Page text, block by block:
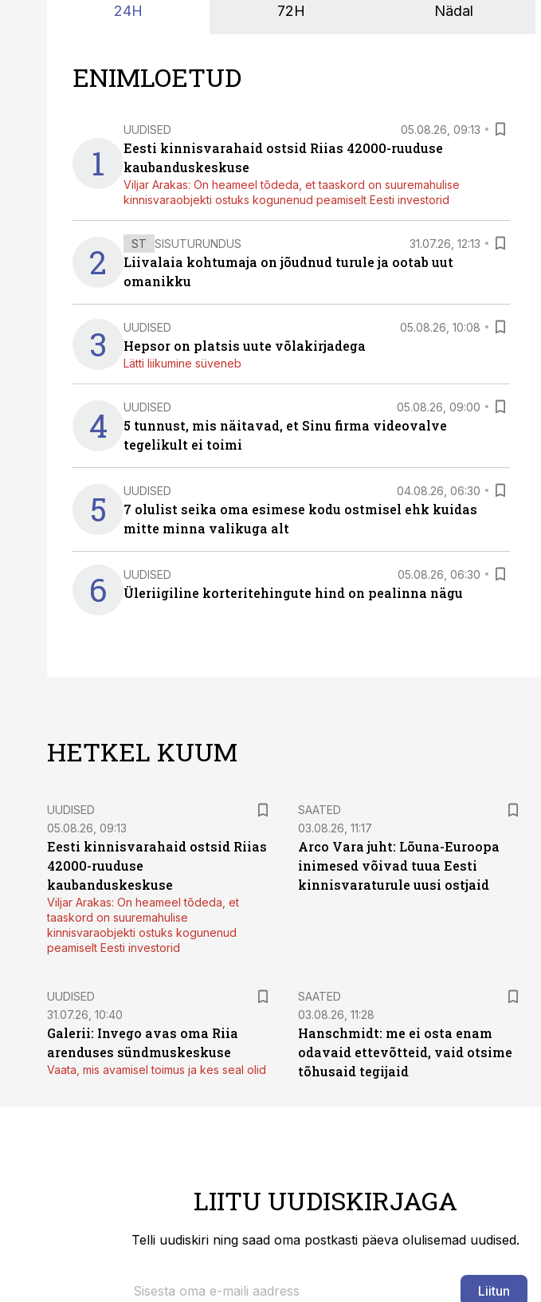
24H 72H Nädal
ENIMLOETUD
1
UUDISED 05.08.26, 09:13
Eesti kinnisvarahaid ostsid Riias 42000-ruuduse
kaubanduskeskuse
Viljar Arakas: On heameel tõdeda, et taaskord on suuremahulise
kinnisvaraobjekti ostuks kogunenud peamiselt Eesti investorid
2 ST SISUTURUNDUS 31.07.26, 12:13
Liivalaia kohtumaja on jõudnud turule ja ootab uut
omanikku
3 UUDISED 05.08.26, 10:08
Hepsor on platsis uute võlakirjadega
Lätti liikumine süveneb
4 UUDISED 05.08.26, 09:00
5 tunnust, mis näitavad, et Sinu firma videovalve
tegelikult ei toimi
5 UUDISED 04.08.26, 06:30
7 olulist seika oma esimese kodu ostmisel ehk kuidas
mitte minna valikuga alt
6 UUDISED 05.08.26, 06:30
Üleriigiline korteritehingute hind on pealinna nägu
HETKEL KUUM
UUDISED
05.08.26, 09:13
Eesti kinnisvarahaid ostsid Riias
42000-ruuduse
kaubanduskeskuse
Viljar Arakas: On heameel tõdeda, et
taaskord on suuremahulise
kinnisvaraobjekti ostuks kogunenud
peamiselt Eesti investorid
SAATED
03.08.26, 11:17
Arco Vara juht: Lõuna-Euroopa
inimesed võivad tuua Eesti
kinnisvaraturule uusi ostjaid
UUDISED
31.07.26, 10:40
Galerii: Invego avas oma Riia
arenduses sündmuskeskuse
Vaata, mis avamisel toimus ja kes seal olid
SAATED
03.08.26, 11:28
Hanschmidt: me ei osta enam
odavaid ettevõtteid, vaid otsime
tõhusaid tegijaid
LIITU UUDISKIRJAGA
Telli uudiskiri ning saad oma postkasti päeva olulisemad uudised.
Liitun